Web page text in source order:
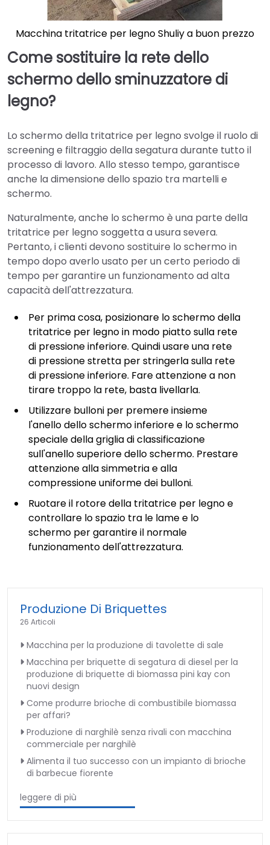
Macchina tritatrice per legno Shuliy a buon prezzo
Come sostituire la rete dello
schermo dello sminuzzatore di
legno?
Lo schermo della tritatrice per legno svolge il ruolo di
screening e filtraggio della segatura durante tutto il
processo di lavoro. Allo stesso tempo, garantisce
anche la dimensione dello spazio tra martelli e
schermo.
Naturalmente, anche lo schermo è una parte della
tritatrice per legno soggetta a usura severa.
Pertanto, i clienti devono sostituire lo schermo in
tempo dopo averlo usato per un certo periodo di
tempo per garantire un funzionamento ad alta
capacità dell'attrezzatura.
Per prima cosa, posizionare lo schermo della
tritatrice per legno in modo piatto sulla rete
di pressione inferiore. Quindi usare una rete
di pressione stretta per stringerla sulla rete
di pressione inferiore. Fare attenzione a non
tirare troppo la rete, basta livellarla.
Utilizzare bulloni per premere insieme
l'anello dello schermo inferiore e lo schermo
speciale della griglia di classificazione
sull'anello superiore dello schermo. Prestare
attenzione alla simmetria e alla
compressione uniforme dei bulloni.
Ruotare il rotore della tritatrice per legno e
controllare lo spazio tra le lame e lo
schermo per garantire il normale
funzionamento dell'attrezzatura.
Produzione Di Briquettes
26 Articoli
Macchina per la produzione di tavolette di sale
Macchina per briquette di segatura di diesel per la
produzione di briquette di biomassa pini kay con
nuovi design
Come produrre brioche di combustibile biomassa
per affari?
Produzione di narghilè senza rivali con macchina
commerciale per narghilè
Alimenta il tuo successo con un impianto di brioche
di barbecue fiorente
leggere di più